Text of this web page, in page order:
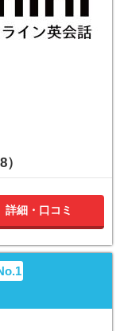
詳細・口コミ